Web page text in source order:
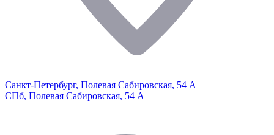
Санкт-Петербург, Полевая Сабировская, 54 А
СПб, Полевая Сабировская, 54 А